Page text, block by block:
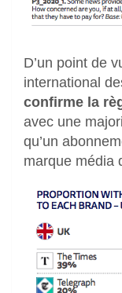
D’un point de
international
confirme la
avec une
qu’un
marque média